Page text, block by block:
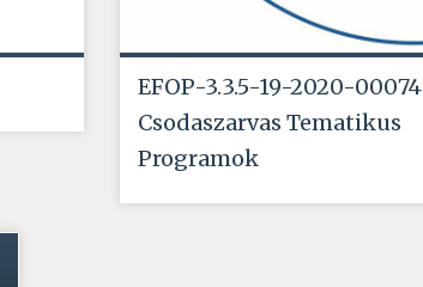
EFOP-3.3.5-19-2020-00074
Csodaszarvas Tematikus
Programok